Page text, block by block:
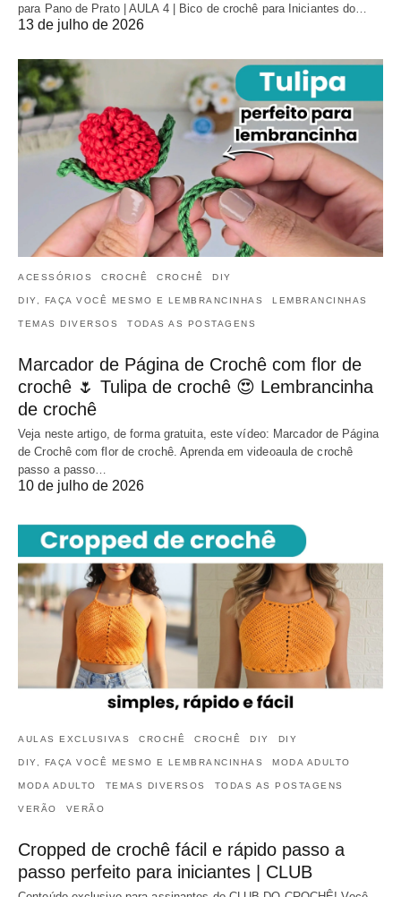
para Pano de Prato | AULA 4 | Bico de crochê para Iniciantes do…
13 de julho de 2026
ACESSÓRIOS CROCHÊ CROCHÊ DIY
DIY, FAÇA VOCÊ MESMO E LEMBRANCINHAS LEMBRANCINHAS
TEMAS DIVERSOS TODAS AS POSTAGENS
Marcador de Página de Crochê com flor de
crochê 🌷 Tulipa de crochê 😍 Lembrancinha
de crochê
Veja neste artigo, de forma gratuita, este vídeo: Marcador de Página
de Crochê com flor de crochê. Aprenda em videoaula de crochê
passo a passo…
10 de julho de 2026
AULAS EXCLUSIVAS CROCHÊ CROCHÊ DIY DIY
DIY, FAÇA VOCÊ MESMO E LEMBRANCINHAS MODA ADULTO
MODA ADULTO TEMAS DIVERSOS TODAS AS POSTAGENS
VERÃO VERÃO
Cropped de crochê fácil e rápido passo a
passo perfeito para iniciantes | CLUB